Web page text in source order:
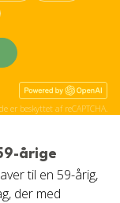
er beskyttet af reCAPTCHA.
årige
til en 59-årig,
der med